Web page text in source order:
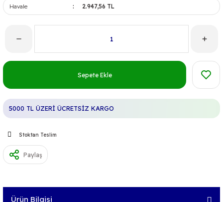
Havale 2.947,56 TL
Sepete Ekle
5000 TL ÜZERİ ÜCRETSİZ KARGO
Stoktan Teslim
Paylaş
Ürün Bilgisi